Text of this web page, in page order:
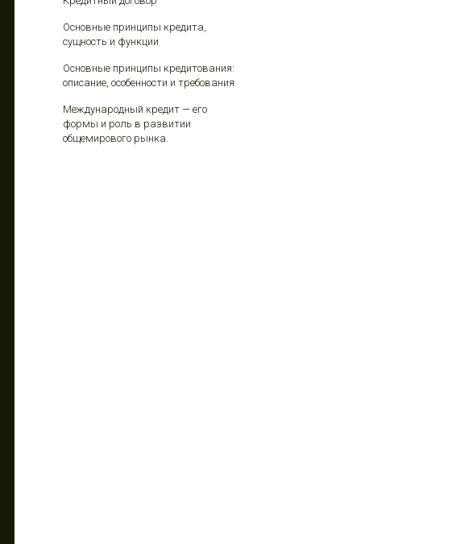
Основные принципы кредита,
сущность и функции
Основные принципы кредитования:
описание, особенности и требования
Международный кредит — его
формы и роль в развитии
общемирового рынка.